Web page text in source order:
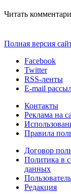
Читать
Полная версия
Facebook
Twitter
RSS-ленты
E-mail
Контакты
Реклама на
Правила
Договор
Политика в
данных
Редакция